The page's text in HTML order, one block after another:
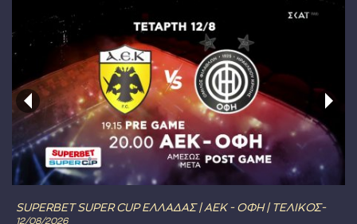
SUPERBET SUPER CUP ΕΛΛΑΔΑΣ | ΑΕΚ - ΟΦΗ | ΤΕΛΙΚΟΣ-
12/08/2026